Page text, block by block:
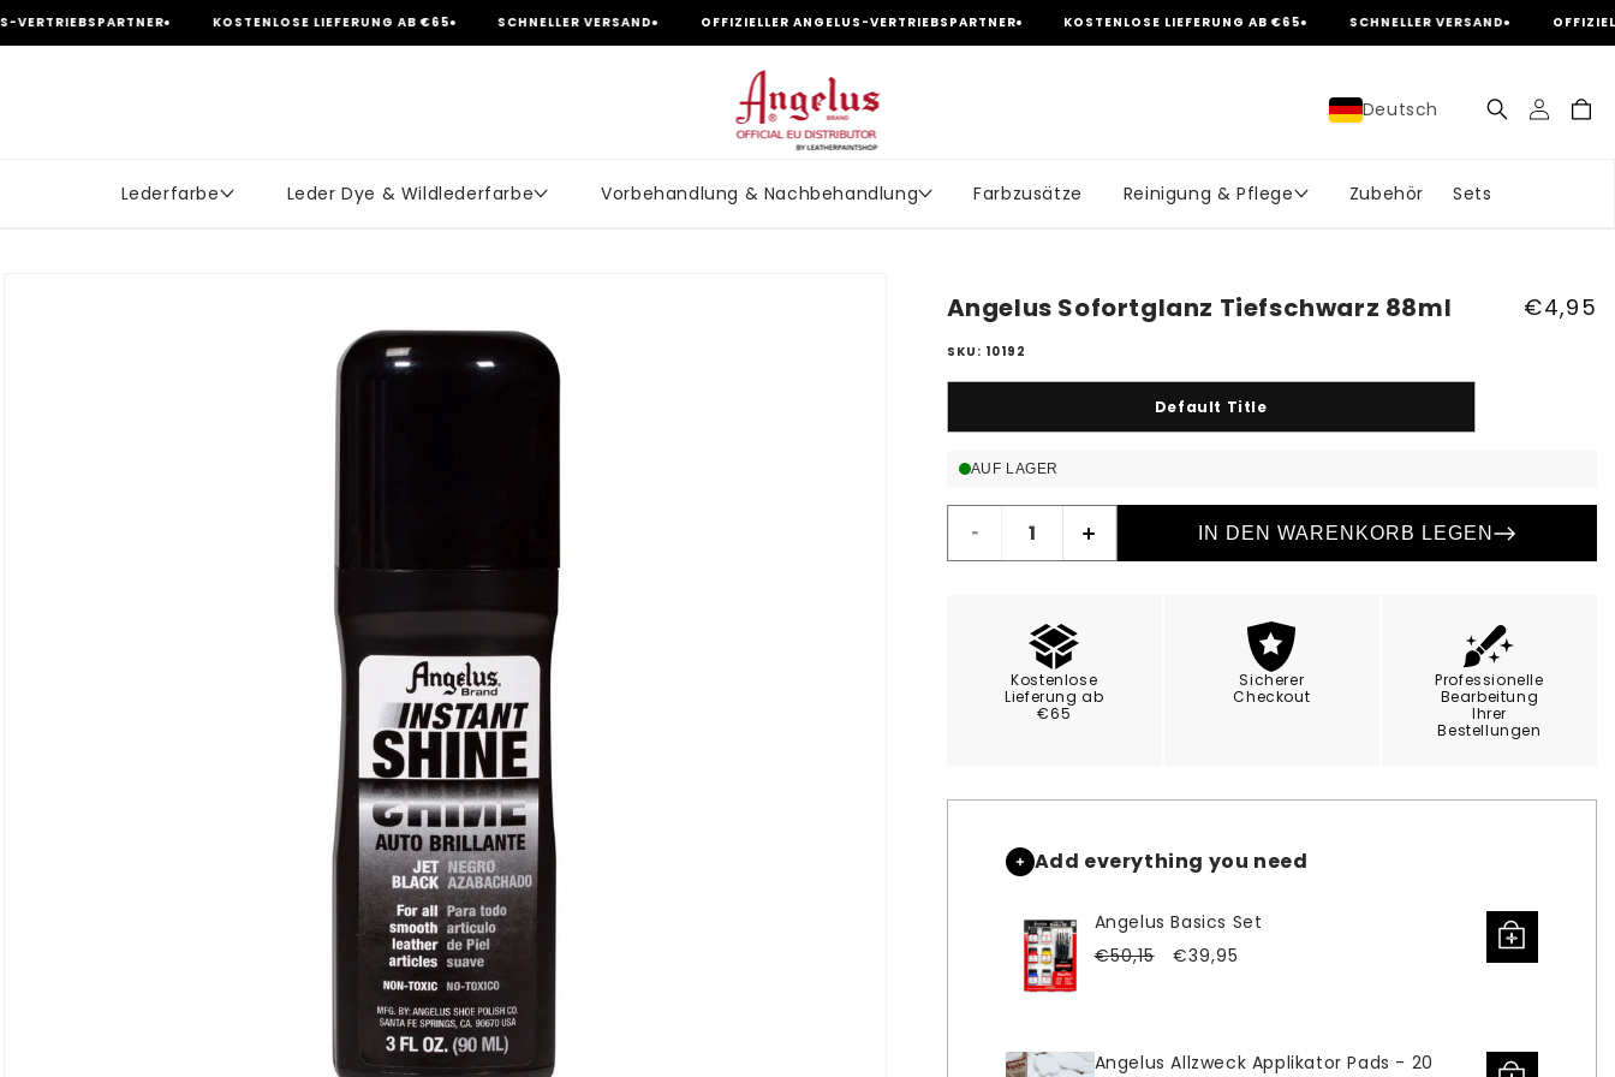
KOSTENLOSE LIEFERUNG AB €65 SCHNELLER VERSAND OFFIZIELLER ANGELUS-VERTRIEBSPARTNER KOSTENLOSE LIEFERUNG AB €65 SCHNELLER VERSAND OFFIZIELLER
r
h
Deutsch Einloggen
Lederfarbe Leder Dye & Wildlederfarbe Vorbehandlung & Nachbehandlung Farbzusätze Reinigung & Pflege Zubehör Sets
Angelus Sofortglanz Tiefschwarz 88ml €4,95
SKU: 10192
Default Title
AUF LAGER
Verringere
die
Angelus
Sofortglanz
Tiefschwarz
Erhöhe
die
Tiefschwarz
IN DEN WARENKORB LEGEN
Kostenlose
Lieferung ab
€65
Sicherer
Checkout
Professionelle
Bearbeitung
Ihrer
Bestellungen
Add everything you need
Angelus Basics Set
Verkaufspreis
Normaler
€50,15 €39,95
Angelus Allzweck Applikator Pads - 20